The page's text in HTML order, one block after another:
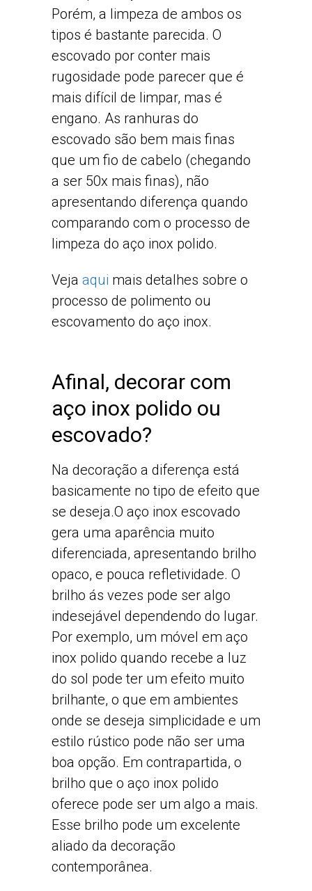
Porém, a limpeza de ambos os
tipos é bastante parecida. O
escovado por conter mais
rugosidade pode parecer que é
mais difícil de limpar, mas é
engano. As ranhuras do
escovado são bem mais finas
que um fio de cabelo (chegando
a ser 50x mais finas), não
apresentando diferença quando
comparando com o processo de
limpeza do aço inox polido.
Veja aqui mais detalhes sobre o
processo de polimento ou
escovamento do aço inox.
Afinal, decorar com
aço inox polido ou
escovado?
Na decoração a diferença está
basicamente no tipo de efeito que
se deseja.O aço inox escovado
gera uma aparência muito
diferenciada, apresentando brilho
opaco, e pouca refletividade. O
brilho ás vezes pode ser algo
indesejável dependendo do lugar.
Por exemplo, um móvel em aço
inox polido quando recebe a luz
do sol pode ter um efeito muito
brilhante, o que em ambientes
onde se deseja simplicidade e um
estilo rústico pode não ser uma
boa opção. Em contrapartida, o
brilho que o aço inox polido
oferece pode ser um algo a mais.
Esse brilho pode um excelente
aliado da decoração
contemporânea.